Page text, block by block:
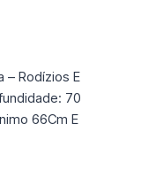
– Rodízios E
70
66Cm E